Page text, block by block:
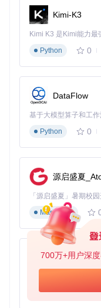
700万+用户深
Kimi-K3
Python
0
DataFlow
基于大模型算子和工
Python
0
源启盛夏
Markdown
py-xiaozhi
Python
0